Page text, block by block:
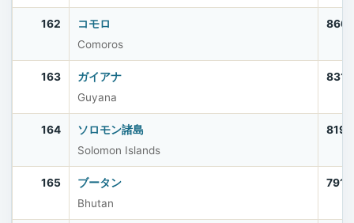
162
コモロ
Comoros
163
ガイアナ
Guyana
164
ソロモン諸島
Solomon Islands
165
ブータン
Bhutan